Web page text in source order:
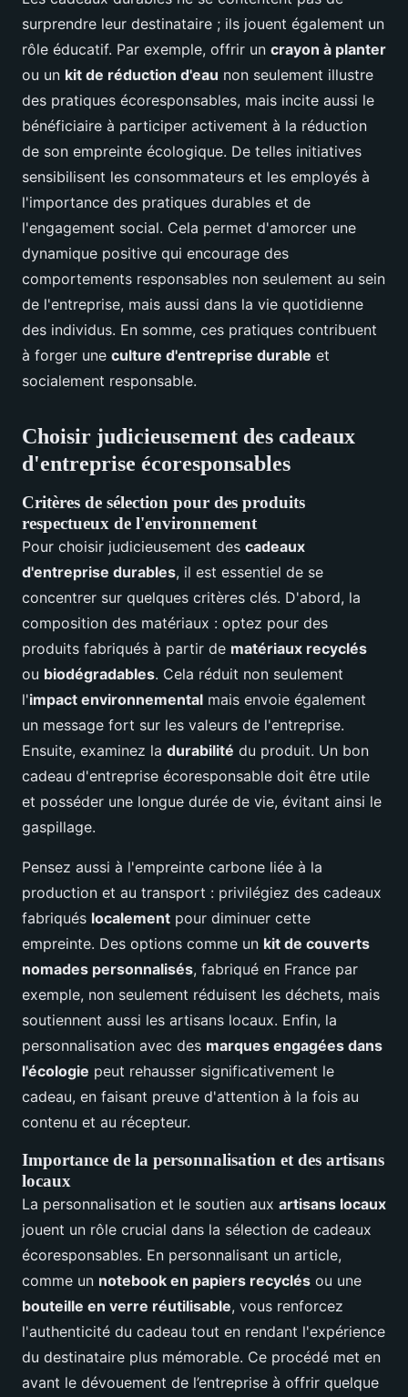
surprendre leur destinataire ; ils jouent également un
rôle éducatif. Par exemple, offrir un crayon à planter
ou un kit de réduction d'eau non seulement illustre
des pratiques écoresponsables, mais incite aussi le
bénéficiaire à participer activement à la réduction
de son empreinte écologique. De telles initiatives
sensibilisent les consommateurs et les employés à
l'importance des pratiques durables et de
l'engagement social. Cela permet d'amorcer une
dynamique positive qui encourage des
comportements responsables non seulement au sein
de l'entreprise, mais aussi dans la vie quotidienne
des individus. En somme, ces pratiques contribuent
à forger une culture d'entreprise durable et
socialement responsable.
Choisir judicieusement des cadeaux
d'entreprise écoresponsables
Critères de sélection pour des produits
respectueux de l'environnement
Pour choisir judicieusement des cadeaux
d'entreprise durables, il est essentiel de se
concentrer sur quelques critères clés. D'abord, la
composition des matériaux : optez pour des
produits fabriqués à partir de matériaux recyclés
ou biodégradables. Cela réduit non seulement
l'impact environnemental mais envoie également
un message fort sur les valeurs de l'entreprise.
Ensuite, examinez la durabilité du produit. Un bon
cadeau d'entreprise écoresponsable doit être utile
et posséder une longue durée de vie, évitant ainsi le
gaspillage.
Pensez aussi à l'empreinte carbone liée à la
production et au transport : privilégiez des cadeaux
fabriqués localement pour diminuer cette
empreinte. Des options comme un kit de couverts
nomades personnalisés, fabriqué en France par
exemple, non seulement réduisent les déchets, mais
soutiennent aussi les artisans locaux. Enfin, la
personnalisation avec des marques engagées dans
l'écologie peut rehausser significativement le
cadeau, en faisant preuve d'attention à la fois au
contenu et au récepteur.
Importance de la personnalisation et des artisans
locaux
La personnalisation et le soutien aux artisans locaux
jouent un rôle crucial dans la sélection de cadeaux
écoresponsables. En personnalisant un article,
comme un notebook en papiers recyclés ou une
bouteille en verre réutilisable, vous renforcez
l'authenticité du cadeau tout en rendant l'expérience
du destinataire plus mémorable. Ce procédé met en
avant le dévouement de l’entreprise à offrir quelque